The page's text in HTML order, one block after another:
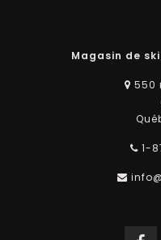
Magasin de
550
1-